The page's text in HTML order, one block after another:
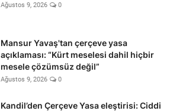
Ağustos 9, 2026 0
Mansur Yavaş'tan çerçeve yasa
açıklaması: “Kürt meselesi dahil hiçbir
mesele çözümsüz değil”
Ağustos 9, 2026 0
Kandil’den Çerçeve Yasa eleştirisi: Ciddi